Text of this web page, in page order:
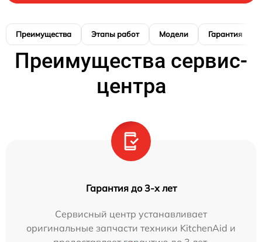
Преимущества Этапы работ Модели Гарантия
Преимущества сервис-
центра
Гарантия до 3-х лет
Сервисный центр устанавливает
оригинальные запчасти техники KitchenAid и